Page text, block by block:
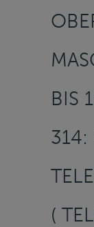
BIS
314:
(